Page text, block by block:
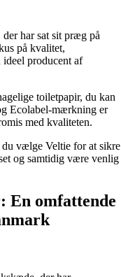
har sat sit præg på
på kvalitet,
producent af
toiletpapir, du kan
Ecolabel-mærkning er
med kvaliteten.
du vælge Veltie for at sikre
og samtidig være venlig
En omfattende